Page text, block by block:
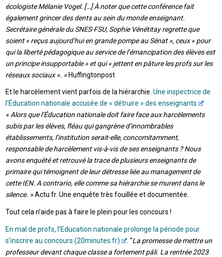
écologiste Mélanie Vogel. […] À noter que cette conférence fait
également grincer des dents au sein du monde enseignant.
Secrétaire générale du SNES-FSU, Sophie Vénétitay regrette que
soient « reçus aujourd’hui en grande pompe au Sénat », ceux « pour
qui la liberté pédagogique au service de l’émancipation des élèves est
un principe insupportable » et qui « jettent en pâture les profs sur les
réseaux sociaux ». »Huffingtonpost
Et le harcèlement vient parfois de la hiérarchie.Une inspectrice de
l’Éducation nationale accusée de « détruire » des enseignants
« Alors que l’Éducation nationale doit faire face aux harcèlements
subis par les élèves, fléau qui gangrène d’innombrables
établissements, l’institution serait-elle, concomitamment,
responsable de harcèlement vis-à-vis de ses enseignants ? Nous
avons enquêté et retrouvé la trace de plusieurs enseignants de
primaire qui témoignent de leur détresse liée au management de
cette IEN. A contrario, elle comme sa hiérarchie se murent dans le
silence. »Actu.fr. Une enquête très fouillée et documentée.
Tout cela n’aide pas à faire le plein pour les concours !
En mal de profs, l’Education nationale prolonge la période pour
s’inscrire au concours (20minutes.fr)
. “La promesse de mettre un
professeur devant chaque classe a fortement pâli. La rentrée 2023